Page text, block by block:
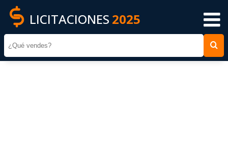
LICITACIONES 2025